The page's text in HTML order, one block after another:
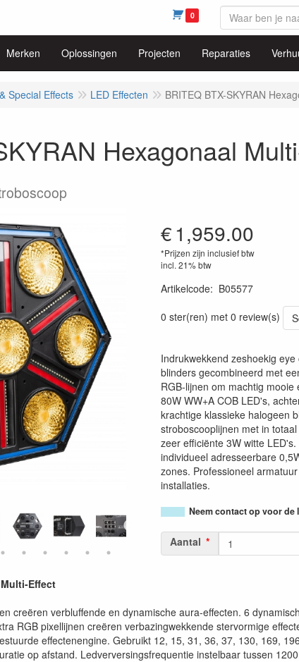
0
Merken Oplossingen Projecten Reparaties
Special Effects LED Effecten BRITEQ BTX-SKYRAN
Hexagonaal
€1,959.00
*Prijzen zijn inclusief btw
incl. 21% btw
Artikelcode: B05577
0 ster(ren) met 0 review(s)
Indrukwekkend zeshoekig
blinders gecombineerd met
RGB-lijnen om machtig
80W WW+A COB LED's,
krachtige klassieke halogeen
stroboscooplijnen met in
zeer efficiënte 3W witte
individueel adresseerbare
zones. Professioneel
installaties.
Neem contact op voor de
Aantal
Multi-Effect
creëren verbluffende en dynamische aura-effecten. 6
RGB pixellijnen creëren verbazingwekkende stervormige
effectenengine. Gebruikt 12, 15, 31, 36, 37, 130, 169,
op afstand. Ledverversingsfrequentie instelbaar tussen